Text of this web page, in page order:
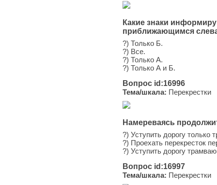
Какие знаки
приближающимся
?) Только Б.
?) Все.
?) Только А.
?) Только А и Б.
Вопрос id:16996
Тема/шкала: Перекрестки
Намереваясь
?) Уступить дорогу только
?) Проехать перекресток
?) Уступить дорогу
Вопрос id:16997
Тема/шкала: Перекрестки